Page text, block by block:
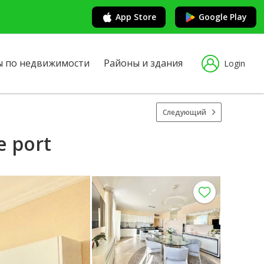
App Store Google Play
по недвижимости Районы и здания Login
Следующий
port